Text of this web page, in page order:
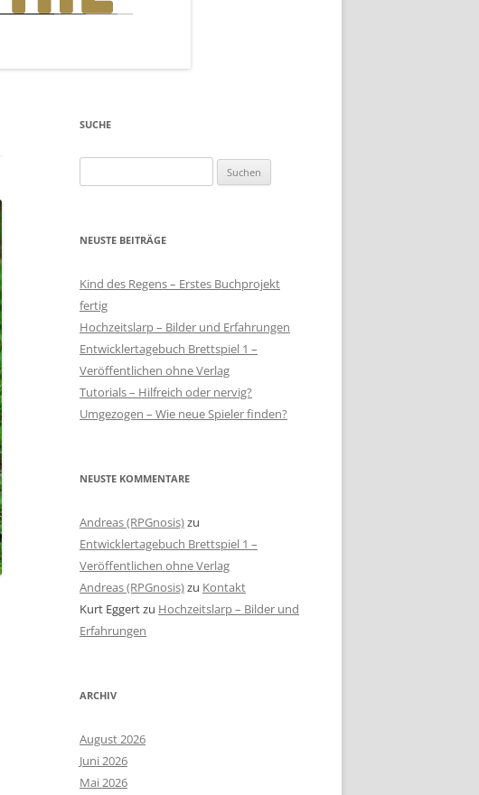
SUCHE
nach:
NEUSTE BEITRÄGE
Kind des Regens – Erstes Buchprojekt
fertig
Hochzeitslarp – Bilder und Erfahrungen
Entwicklertagebuch Brettspiel 1 –
Veröffentlichen ohne Verlag
Tutorials – Hilfreich oder nervig?
Umgezogen – Wie neue Spieler finden?
NEUSTE KOMMENTARE
Andreas (RPGnosis)zu
Entwicklertagebuch Brettspiel 1 –
Veröffentlichen ohne Verlag
Andreas (RPGnosis)zu Kontakt
Kurt Eggertzu Hochzeitslarp – Bilder und
Erfahrungen
ARCHIV
August 2026
Juni 2026
Mai 2026